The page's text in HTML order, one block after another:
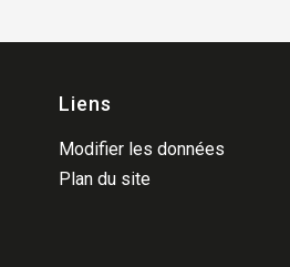
Liens
Modifier les données
Plan du site